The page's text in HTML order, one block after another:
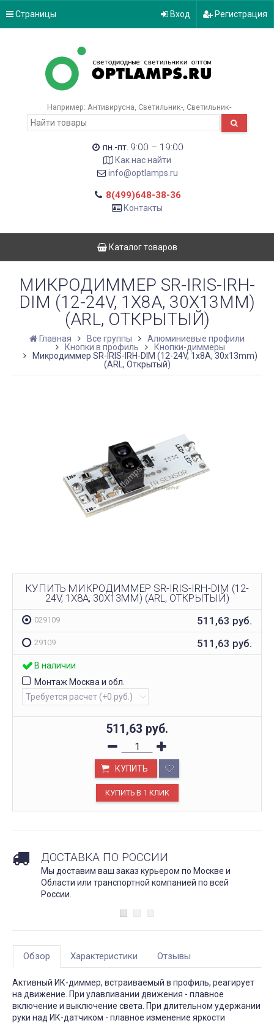
Страницы Вход Регистрация
Например: Антивирусна Светильник- Светильник-
пн.-пт. 9:00 – 19:00
Как нас найти
info@optlamps.ru
8(499)648-38-36
Контакты
Каталог товаров
МИКРОДИММЕР SR-IRIS-IRH-
DIM (12-24V, 1X8A, 30X13MM)
(ARL, ОТКРЫТЫЙ)
Главная Все группы
Алюминиевые профили
Кнопки в профиль
Кнопки-диммеры
Микродиммер SR-IRIS-IRH-DIM (12-24V, 1x8A, 30x13mm)
(ARL, Открытый)
КУПИТЬ МИКРОДИММЕР SR-IRIS-IRH-DIM (12-
24V, 1X8A, 30X13MM) (ARL, ОТКРЫТЫЙ)
029109 511,63 руб.
29109 511,63 руб.
В наличии
Монтаж Москва и обл.
511,63 руб.
КУПИТЬ
ДОСТАВКА ПО РОССИИ
Мы доставим ваш заказ курьером по Москве и
Области или транспортной компанией по всей
России.
Обзор Характеристики Отзывы
Активный ИК-диммер, встраиваемый в профиль, реагирует
на движение. При улавливании движения - плавное
включение и выключение света. При длительном удержании
руки над ИК-датчиком - плавное изменение яркости